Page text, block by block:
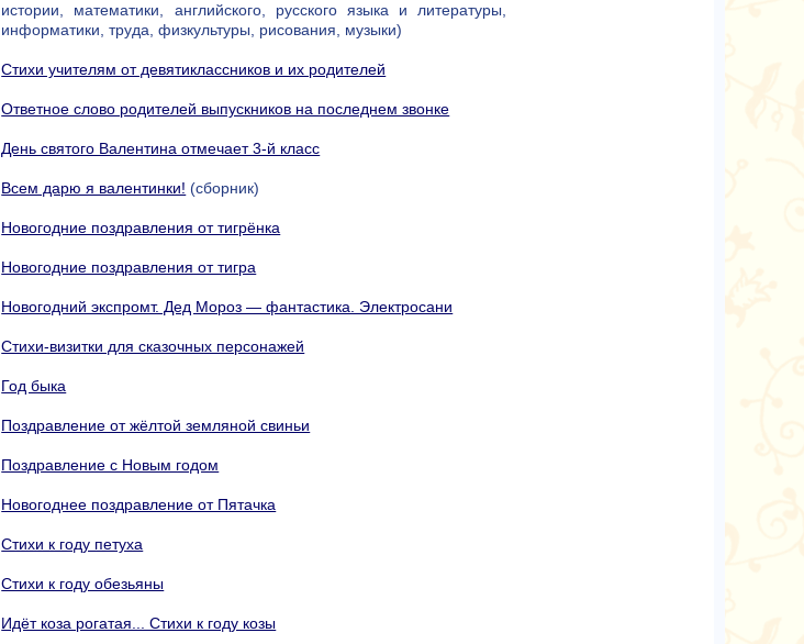
истории, математики, английского, русского языка и литературы,
информатики, труда, физкультуры, рисования, музыки)
Cтихи учителям от девятиклассников и их родителей
Ответное слово родителей выпускников на последнем звонке
День святого Валентина отмечает 3-й класс
Всем дарю я валентинки! (сборник)
Новогодние поздравления от тигрёнка
Новогодние поздравления от тигра
Новогодний экспромт. Дед Мороз — фантастика. Электросани
Стихи-визитки для сказочных персонажей
Год быка
Поздравление от жёлтой земляной свиньи
Поздравление с Новым годом
Новогоднее поздравление от Пятачка
Стихи к году петуха
Стихи к году обезьяны
Идёт коза рогатая... Стихи к году козы